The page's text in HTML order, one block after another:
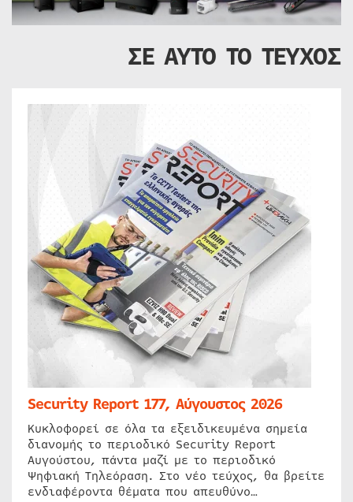
ΣΕ ΑΥΤΟ ΤΟ ΤΕΥΧΟΣ
Security Report 177, Αύγουστος 2026
Κυκλοφορεί σε όλα τα εξειδικευμένα σημεία
διανομής το περιοδικό Security Report
Αυγούστου, πάντα μαζί με το περιοδικό
Ψηφιακή Τηλεόραση. Στο νέο τεύχος, θα βρείτε
ενδιαφέροντα θέματα που απευθύνο…